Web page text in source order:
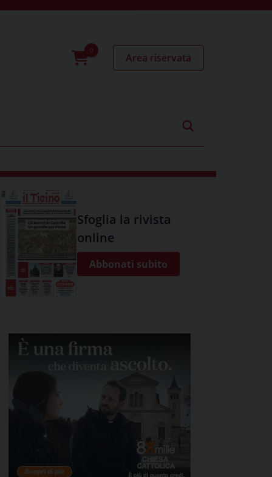
0
Area riservata
Sfoglia la rivista
online
Abbonati subito